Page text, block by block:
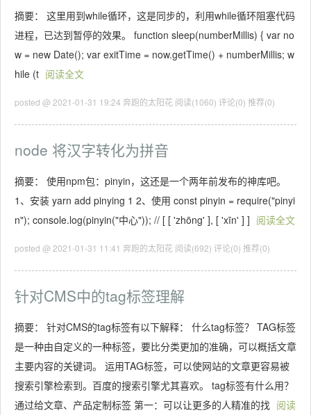
摘要： 这里用到while循环，这是同步的，利用while循环阻塞代码
进程，已达到暂停的效果。 function sleep(numberMillis) { var no
w = new Date(); var exitTime = now.getTime() + numberMillis; w
hile (t 阅读全文
posted @ 2021-01-31 19:24 奔跑的太阳花 阅读(1060) 评论(0) 推荐(0)
node 将汉字转化为拼音
摘要： 使用npm包：pinyin，这还是一个两年前发布的神库吧。
1、安装 yarn add pinying 1 2、使用 const pinyin = require("pinyi
n"); console.log(pinyin("中心")); // [ [ 'zhōng' ], [ 'xīn' ] ] 阅读全文
posted @ 2021-01-31 11:41 奔跑的太阳花 阅读(692) 评论(0) 推荐(0)
针对CMS中的tag标签理解
摘要： 针对CMS的tag标签有以下解释： 什么tag标签？ TAG标签
是一种由自定义的一种标签，要比分类更加的准确，可以概括文章
主要内容的关键词。 运用TAG标签，可以使网站的文章更容易被
搜索引擎检索到。百度的搜索引擎尤其喜欢。 tag标签有什么用？
通过给文章、产品定制标签 第一：可以让更多的人精准的找 阅读